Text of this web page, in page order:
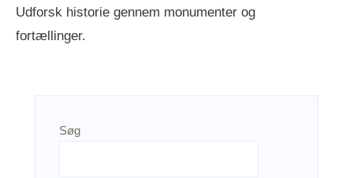
Udforsk historie gennem monumenter og
fortællinger.
Søg